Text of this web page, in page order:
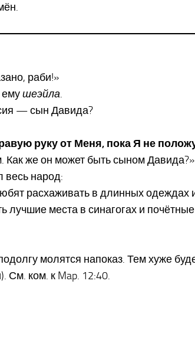
раби!»
емушеэйла.
— сын Давида?
руку от Меня, пока Я не
Как же он может быть сыном Давида?»
весь народ:
расхаживать в длинных одеждах
места в синагогах и
молятся напоказ. Тем хуже
См. ком. к Map. 12:40.